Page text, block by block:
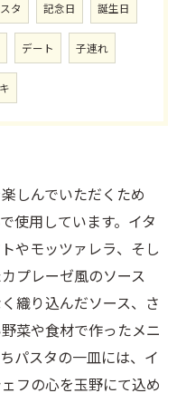
タ 記念日 誕生日
デート 子連れ
しんでいただくため
使用しています。イタ
やモッツァレラ、そし
プレーゼ風のソース
織り込んだソース、さ
菜や食材で作ったメニ
パスタの一皿には、イ
フの心を玉野にて込め